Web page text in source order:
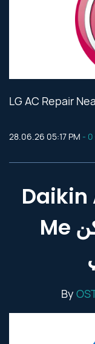
28.06.26 05:17 PM - 0
Daikin
Me تصليح مكيف دايكن
By